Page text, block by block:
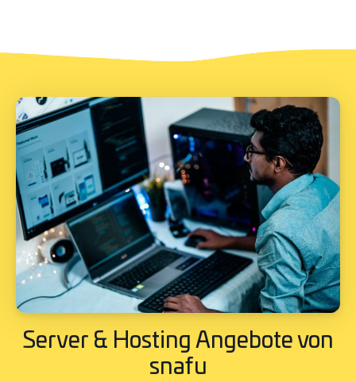
Server & Hosting Angebote von
snafu